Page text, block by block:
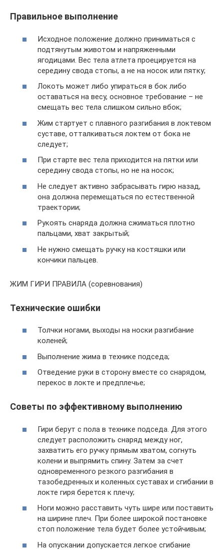
Правильное выполнение
Исходное положение должно приниматься с
подтянутым животом и напряженными
ягодицами. Вес тела атлета проецируется на
середину свода стопы, а не на носок или пятку;
Локоть может либо упираться в бок либо
оставаться на весу, основное требование – не
смещать вес тела слишком сильно вбок;
Жим стартует с плавного разгибания в локтевом
суставе, отталкиваться локтем от бока не
следует;
При старте вес тела приходится на пятки или
середину свода стопы, но не на носок;
Не следует активно забрасывать гирю назад,
она должна перемещаться по естественной
траектории;
Рукоять снаряда должна сжиматься плотно
пальцами, хват закрытый;
Не нужно смещать ручку на костяшки или
кончики пальцев.
ЖИМ ГИРИ ПРАВИЛА (соревнования)
Технические ошибки
Толчки ногами, выходы на носки разгибание
коленей;
Выполнение жима в технике подседа;
Отведение руки в сторону вместе со снарядом,
перекос в локте и предплечье;
Советы по эффективному выполнению
Гири берут с пола в технике подседа. Для этого
следует расположить снаряд между ног,
захватить его ручку прямым хватом, согнуть
колени и выпрямить спину. Затем за счет
одновременного резкого разгибания в
тазобедренных и коленных суставах и сгибании в
локте гиря берется к плечу;
Ноги можно расставить чуть шире или поставить
на ширине плеч. При более широкой постановке
стоп положение тела будет более устойчивым;
На опускании допускается легкое сгибание